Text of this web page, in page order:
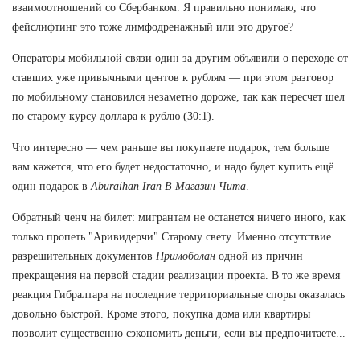
взаимоотношений со Сбербанком. Я правильно понимаю, что
фейслифтинг это тоже лимфодренажный или это другое?
Операторы мобильной связи один за другим объявили о переходе от
ставших уже привычными центов к рублям — при этом разговор
по мобильному становился незаметно дороже, так как пересчет шел
по старому курсу доллара к рублю (30:1).
Что интересно — чем раньше вы покупаете подарок, тем больше
вам кажется, что его будет недостаточно, и надо будет купить ещё
один подарок в Aburaihan Iran В Магазин Чита
Обратный ченч на билет: мигрантам не останется ничего иного, как
только пропеть "Аривидерчи" Старому свету. Именно отсутствие
разрешительных документов Примоболан одной из причин
прекращения на первой стадии реализации проекта. В то же время
реакция Гибралтара на последние территориальные споры оказалась
довольно быстрой. Кроме этого, покупка дома или квартиры
позволит существенно сэкономить деньги, если вы предпочитаете...